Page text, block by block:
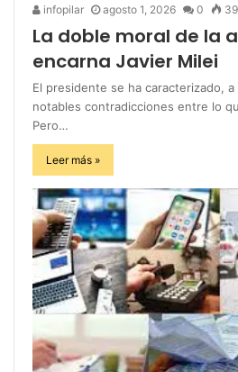
infopilar agosto 1, 2026 0
La doble moral de la
encarna Javier Milei
El presidente se ha caracterizado,
notables contradicciones entre lo
Pero…
Leer más »